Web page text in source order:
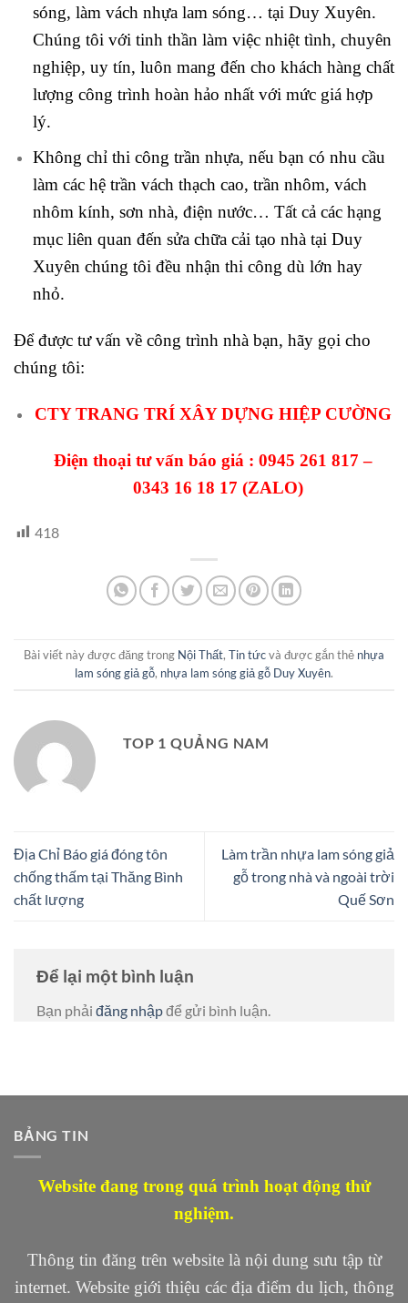
sóng, làm vách nhựa lam sóng… tại Duy Xuyên.
Chúng tôi với tinh thần làm việc nhiệt tình, chuyên
nghiệp, uy tín, luôn mang đến cho khách hàng chất
lượng công trình hoàn hảo nhất với mức giá hợp
lý.
Không chỉ thi công trần nhựa, nếu bạn có nhu cầu
làm các hệ trần vách thạch cao, trần nhôm, vách
nhôm kính, sơn nhà, điện nước… Tất cả các hạng
mục liên quan đến sửa chữa cải tạo nhà tại Duy
Xuyên chúng tôi đều nhận thi công dù lớn hay
nhỏ.
Để được tư vấn về công trình nhà bạn, hãy gọi cho
chúng tôi:
CTY TRANG TRÍ XÂY DỰNG HIỆP CƯỜNG
Điện thoại tư vấn báo giá :0945 261 817 –
0343 16 18 17 (ZALO)
418
Bài viết này được đăng trong Nội Thất, Tin tứcvà được gắn thẻ nhựa
lam sóng giả gỗ, nhựa lam sóng giả gỗ Duy Xuyên.
TOP 1 QUẢNG NAM
Địa Chỉ Báo giá đóng tôn
chống thấm tại Thăng Bình
chất lượng
Làm trần nhựa lam sóng giả
gỗ trong nhà và ngoài trời
Quế Sơn
Để lại một bình luận
Bạn phải đăng nhậpđể gửi bình luận.
BẢNG TIN
Website đang trong quá trình hoạt động thử
nghiệm.
Thông tin đăng trên website là nội dung sưu tập từ
internet. Website giới thiệu các địa điểm du lịch, thông